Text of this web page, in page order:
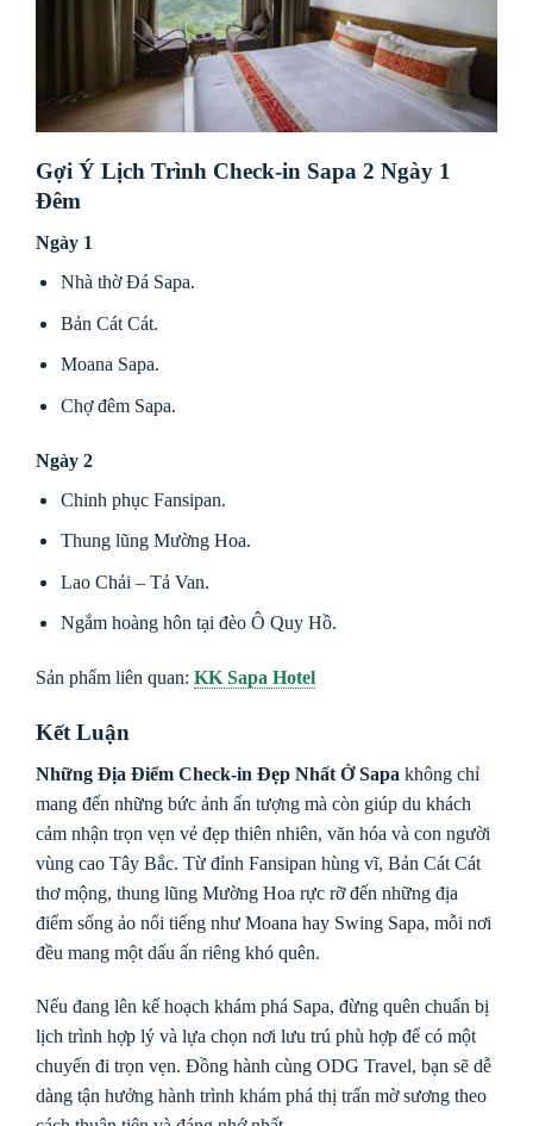
Gợi Ý Lịch Trình Check-in Sapa 2 Ngày 1
Đêm
Ngày 1
Nhà thờ Đá Sapa.
Bản Cát Cát.
Moana Sapa.
Chợ đêm Sapa.
Ngày 2
Chinh phục Fansipan.
Thung lũng Mường Hoa.
Lao Chải – Tả Van.
Ngắm hoàng hôn tại đèo Ô Quy Hồ.
Sản phẩm liên quan: KK Sapa Hotel
Kết Luận
Những Địa Điểm Check-in Đẹp Nhất Ở Sapa không chỉ
mang đến những bức ảnh ấn tượng mà còn giúp du khách
cảm nhận trọn vẹn vẻ đẹp thiên nhiên, văn hóa và con người
vùng cao Tây Bắc. Từ đỉnh Fansipan hùng vĩ, Bản Cát Cát
thơ mộng, thung lũng Mường Hoa rực rỡ đến những địa
điểm sống ảo nổi tiếng như Moana hay Swing Sapa, mỗi nơi
đều mang một dấu ấn riêng khó quên.
Nếu đang lên kế hoạch khám phá Sapa, đừng quên chuẩn bị
lịch trình hợp lý và lựa chọn nơi lưu trú phù hợp để có một
chuyến đi trọn vẹn. Đồng hành cùng ODG Travel, bạn sẽ dễ
dàng tận hưởng hành trình khám phá thị trấn mờ sương theo